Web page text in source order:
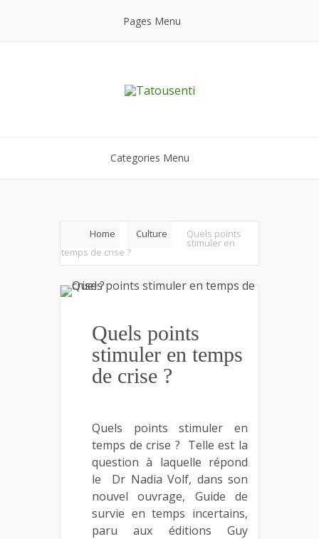
Pages Menu
Categories Menu
Home Culture Quels points
stimuler en
temps de crise ?
Quels points
stimuler en temps
de crise ?
Quels points stimuler en
temps de crise ? Telle est la
question à laquelle répond
le Dr Nadia Volf, dans son
nouvel ouvrage, Guide de
survie en temps incertains,
paru aux éditions Guy